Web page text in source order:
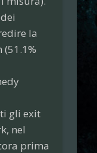
la
(51.1%
gli exit
nel
prima